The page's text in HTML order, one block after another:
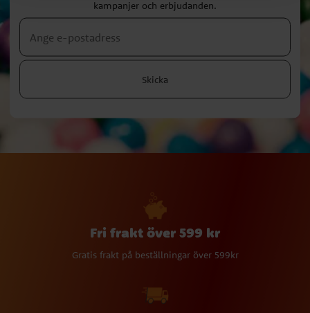
kampanjer och erbjudanden.
Skicka
Fri frakt över 599 kr
Gratis frakt på beställningar över 599kr